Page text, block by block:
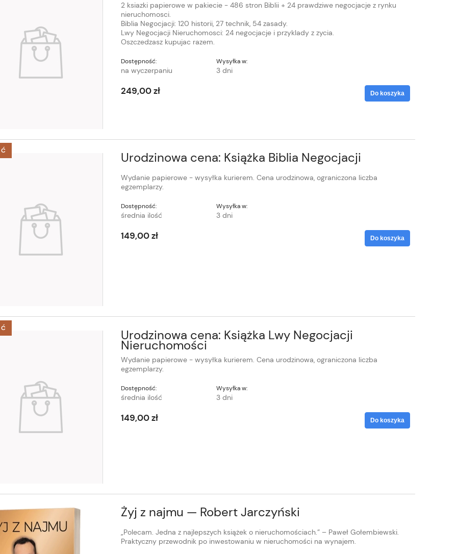
2 ksiazki papierowe w pakiecie - 486 stron Biblii + 24 prawdziwe negocjacje z rynku
nieruchomosci.
Biblia Negocjacji: 120 historii, 27 technik, 54 zasady.
Lwy Negocjacji Nieruchomosci: 24 negocjacje i przyklady z zycia.
Oszczedzasz kupujac razem.
Dostępność:
na wyczerpaniu
Wysyłka w:
3 dni
249,00 zł Do koszyka
Urodzinowa cena: Książka Biblia Negocjacji
Wydanie papierowe - wysyłka kurierem. Cena urodzinowa, ograniczona liczba
egzemplarzy.
Dostępność:
średnia ilość
Wysyłka w:
3 dni
149,00 zł Do koszyka
Urodzinowa cena: Książka Lwy Negocjacji
Nieruchomości
Wydanie papierowe - wysyłka kurierem. Cena urodzinowa, ograniczona liczba
egzemplarzy.
Dostępność:
średnia ilość
Wysyłka w:
3 dni
149,00 zł Do koszyka
Żyj z najmu — Robert Jarczyński
„Polecam. Jedna z najlepszych książek o nieruchomościach.” – Paweł Gołembiewski.
Praktyczny przewodnik po inwestowaniu w nieruchomości na wynajem.